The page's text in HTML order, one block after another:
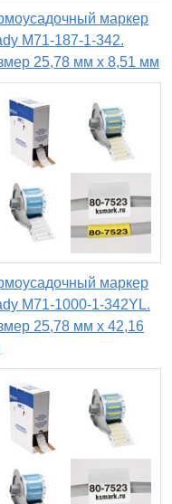
маркер
M71-187-1-342.
25,78 мм х 8,51 мм
маркер
M71-1000-1-342YL.
25,78 мм х 42,16